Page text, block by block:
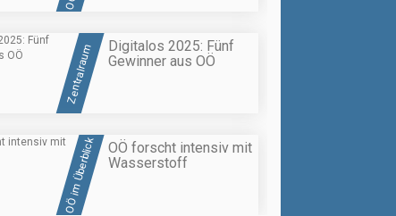
Zentralraum
Digitalos 2025: Fünf
Gewinner aus OÖ
OÖ im Überblick
OÖ forscht intensiv mit
Wasserstoff